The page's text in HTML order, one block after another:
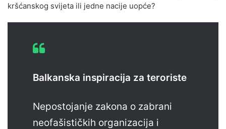
kršćanskog svijeta ili jedne nacije uopće?
Balkanska inspiracija za teroriste
Nepostojanje zakona o zabrani
neofašističkih organizacija i